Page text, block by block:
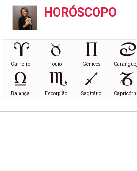
HORÓSCOPO
Carneiro Touro Gémeos
Balança Escorpião Sagitário